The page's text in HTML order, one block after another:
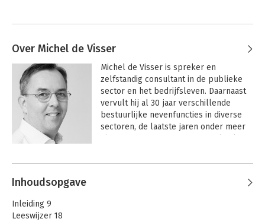
Over Michel de Visser
Michel de Visser is spreker en
zelfstandig consultant in de publieke
sector en het bedrijfsleven. Daarnaast
vervult hij al 30 jaar verschillende
bestuurlijke nevenfuncties in diverse
sectoren, de laatste jaren onder meer
Andere boeken door Michel de
Visser
Inhoudsopgave
Inleiding 9
Leeswijzer 18